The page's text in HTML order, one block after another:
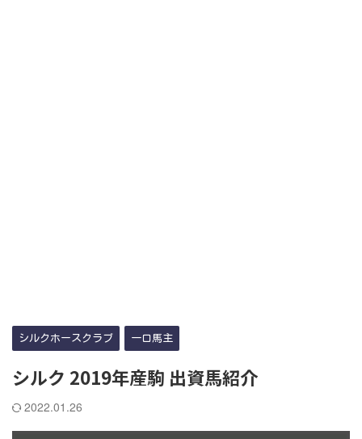
シルクホースクラブ 一口馬主
シルク 2019年産駒 出資馬紹介
2022.01.26